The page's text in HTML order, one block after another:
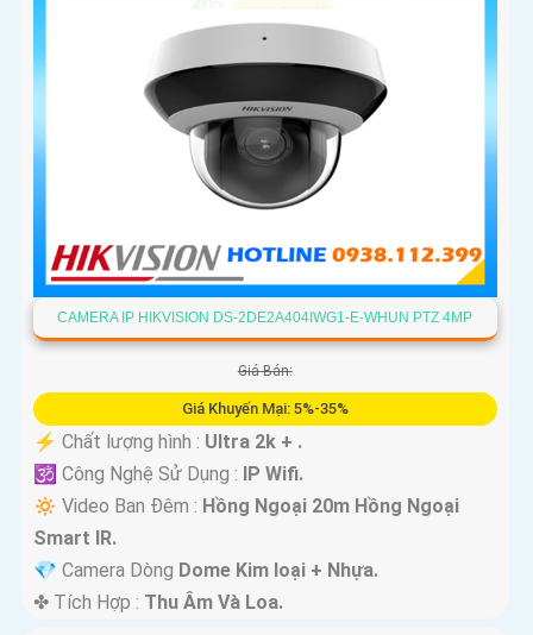
CAMERA IP HIKVISION DS-2DE2A404IWG1-E-WHUN PTZ 4MP
Giá Bán:
Giá Khuyến Mại: 5%-35%
️⚡ Chất lượng hình : Ultra 2k + .
🕉️ Công Nghệ Sử Dụng : IP Wifi.
🔅 Video Ban Đêm : Hồng Ngoại 20m Hồng Ngoại
Smart IR.
💎 Camera Dòng Dome Kim loại + Nhựa.
️✤ Tích Hợp : Thu Âm Và Loa.